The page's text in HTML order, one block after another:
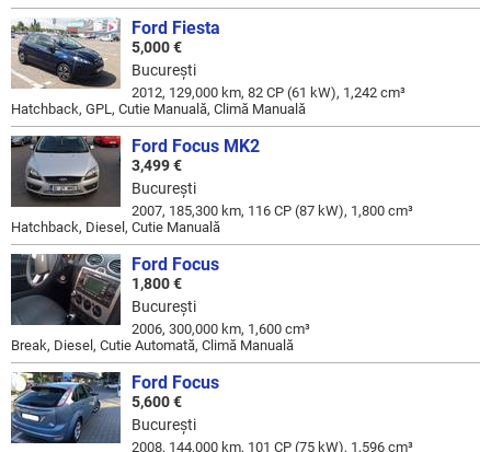
Ford Fiesta
5,000 €
Bucureşti
2012, 129,000 km, 82 CP (61 kW), 1,242 cm³
Hatchback, GPL, Cutie Manuală, Climă Manuală
Ford Focus MK2
3,499 €
Bucureşti
2007, 185,300 km, 116 CP (87 kW), 1,800 cm³
Hatchback, Diesel, Cutie Manuală
Ford Focus
1,800 €
Bucureşti
2006, 300,000 km, 1,600 cm³
Break, Diesel, Cutie Automată, Climă Manuală
Ford Focus
5,600 €
Bucureşti
2008, 144,000 km, 101 CP (75 kW), 1,596 cm³